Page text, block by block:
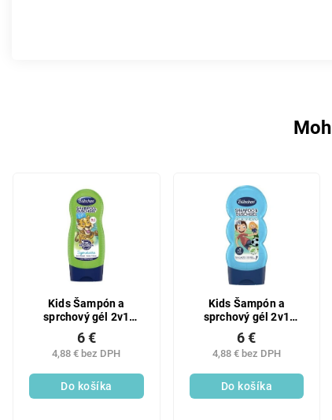
Kids Šampón a
sprchový gél 2v1
Tiger
4,88 € bez DPH
6 €
Do košíka
Kids Šampón a
sprchový gél 2v1
Sport
4,88 € bez DPH
6 €
Do košíka